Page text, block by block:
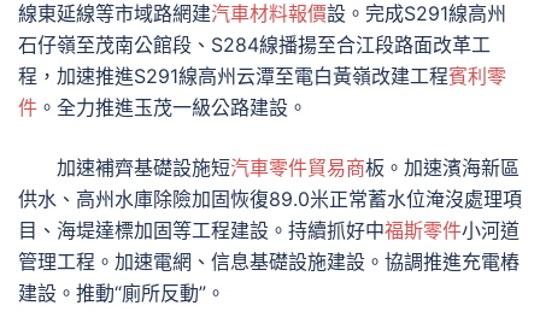
線東延線等市域路網建汽車材料報價設。完成S291線高州
石仔嶺至茂南公館段、S284線播揚至合江段路面改革工
程，加速推進S291線高州云潭至電白黃嶺改建工程賓利零
件 。全力推進玉茂一級公路建設。
加速補齊基礎設施短汽車零件貿易商板。加速濱海新區
供水、高州水庫除險加固恢復89.0米正常蓄水位淹沒處理項
目、海堤達標加固等工程建設。持續抓好中福斯零件小河道
管理工程。加速電網、信息基礎設施建設。協調推進充電樁
建設。推動“廁所反動”。